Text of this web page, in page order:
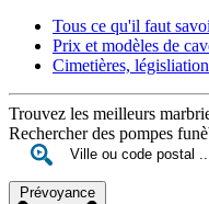
Tous ce qu'il faut
Prix et modèles de
Cimetières,
Trouvez les meilleurs
Rechercher des pompes
Prévoyance